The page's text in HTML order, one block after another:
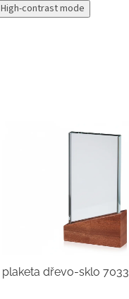
High-contrast mode
plaketa dřevo-sklo 7033